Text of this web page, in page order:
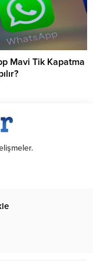
Mavi Tik Kapatma